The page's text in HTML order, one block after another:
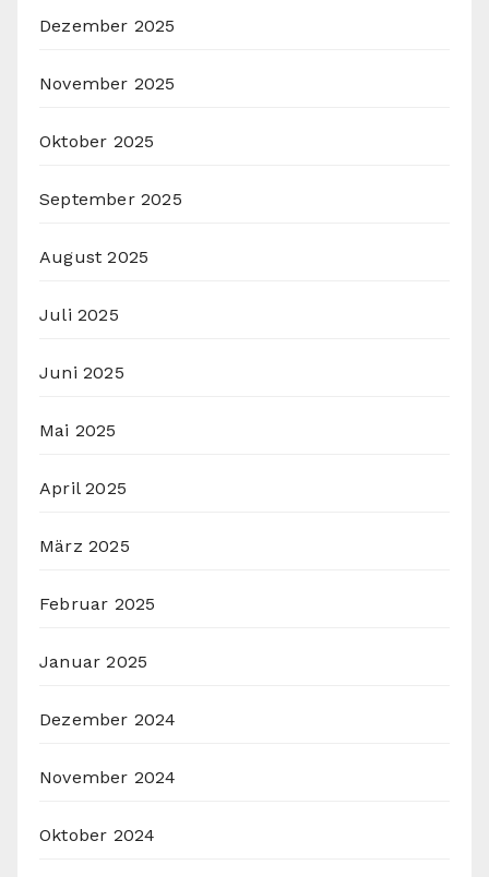
Dezember 2025
November 2025
Oktober 2025
September 2025
August 2025
Juli 2025
Juni 2025
Mai 2025
April 2025
März 2025
Februar 2025
Januar 2025
Dezember 2024
November 2024
Oktober 2024